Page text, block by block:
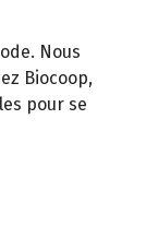
Nous
Biocoop,
pour se